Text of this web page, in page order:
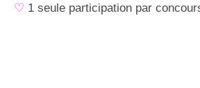
♡ 1 seule participation par